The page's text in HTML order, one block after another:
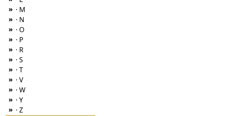
» · M
» · N
» · O
» · P
» · R
» · S
» · T
» · V
» · W
» · Y
» · Z